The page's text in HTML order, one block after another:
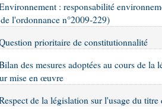
: responsabilité
l'ordonnance n°2009-229)
prioritaire de constitutionnalité
des mesures adoptées au cours de la
mise en œuvre
de la législation sur l'usage du titre